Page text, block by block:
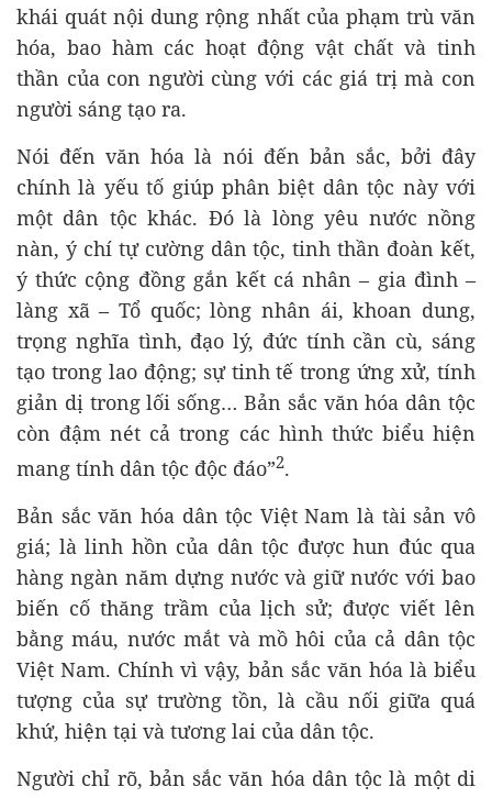
khái quát nội dung rộng nhất của phạm trù văn
hóa, bao hàm các hoạt động vật chất và tinh
thần của con người cùng với các giá trị mà con
người sáng tạo ra.
Nói đến văn hóa là nói đến bản sắc, bởi đây
chính là yếu tố giúp phân biệt dân tộc này với
một dân tộc khác. Đó là lòng yêu nước nồng
nàn, ý chí tự cường dân tộc, tinh thần đoàn kết,
ý thức cộng đồng gắn kết cá nhân – gia đình –
làng xã – Tổ quốc; lòng nhân ái, khoan dung,
trọng nghĩa tình, đạo lý, đức tính cần cù, sáng
tạo trong lao động; sự tinh tế trong ứng xử, tính
giản dị trong lối sống… Bản sắc văn hóa dân tộc
còn đậm nét cả trong các hình thức biểu hiện
mang tính dân tộc độc đáo”2.
Bản sắc văn hóa dân tộc Việt Nam là tài sản vô
giá; là linh hồn của dân tộc được hun đúc qua
hàng ngàn năm dựng nước và giữ nước với bao
biến cố thăng trầm của lịch sử; được viết lên
bằng máu, nước mắt và mồ hôi của cả dân tộc
Việt Nam. Chính vì vậy, bản sắc văn hóa là biểu
tượng của sự trường tồn, là cầu nối giữa quá
khứ, hiện tại và tương lai của dân tộc.
Người chỉ rõ, bản sắc văn hóa dân tộc là một di